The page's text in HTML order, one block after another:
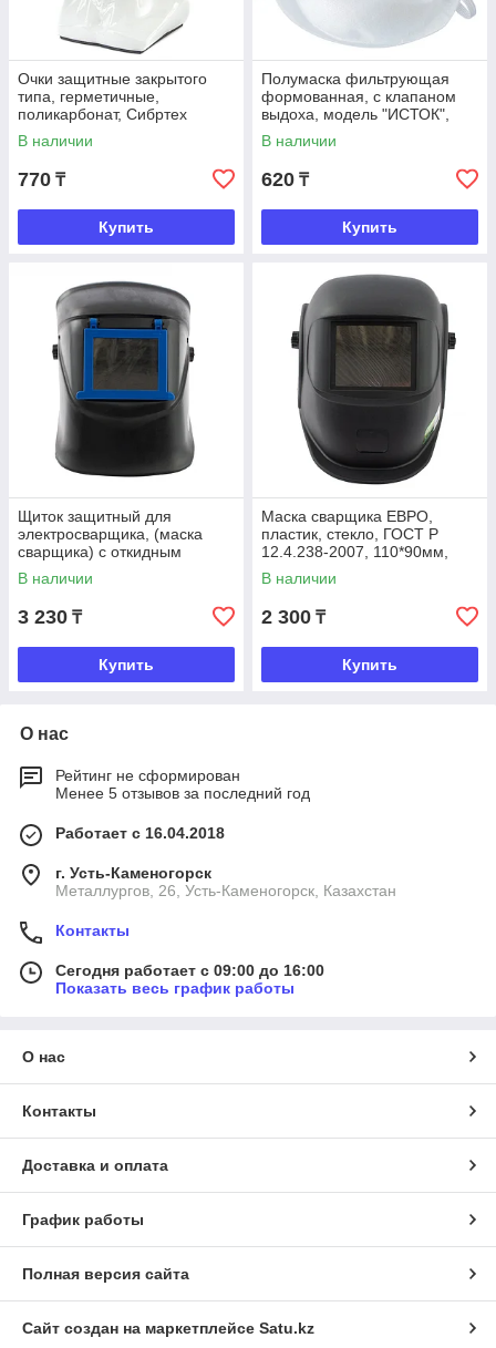
Очки защитные закрытого
типа, герметичные,
поликарбонат, Сибртех
В наличии
770 ₸
Купить
Полумаска фильтрующая
формованная, с клапаном
выдоха, модель "ИСТОК",
FFP1 NR, Россия
В наличии
620 ₸
Купить
Щиток защитный для
электросварщика, (маска
сварщика) с откидным
блоком 110*90мм., Сибртех
В наличии
3 230 ₸
Купить
Маска сварщика ЕВРО,
пластик, стекло, ГОСТ Р
12.4.238-2007, 110*90мм,
Сибртех
В наличии
2 300 ₸
Купить
О нас
Рейтинг не сформирован
Менее 5 отзывов за последний год
Работает с 16.04.2018
г. Усть-Каменогорск
Металлургов, 26, Усть-Каменогорск, Казахстан
Контакты
Сегодня работает с 09:00 до 16:00
Показать весь график работы
О нас
Контакты
Доставка и оплата
График работы
Полная версия сайта
Сайт создан на маркетплейсе Satu.kz